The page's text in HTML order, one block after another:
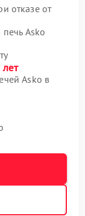
отказе от
Asko
Asko в